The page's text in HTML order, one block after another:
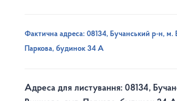
Фактична адреса: 08134, Бучанський р-н, м.
Паркова, будинок 34 А
Адреса для листування: 08134,